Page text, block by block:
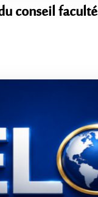
conseil faculté